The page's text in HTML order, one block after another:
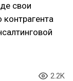
свои
2.2K